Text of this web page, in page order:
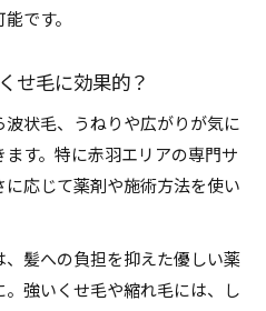
ーティー赤羽活用術を紹介
です。
せ毛に効果的？
状毛、うねりや広がりが気に
す。特に赤羽エリアの専門サ
応じて薬剤や施術方法を使い
髪への負担を抑えた優しい薬
強いくせ毛や縮れ毛には、し